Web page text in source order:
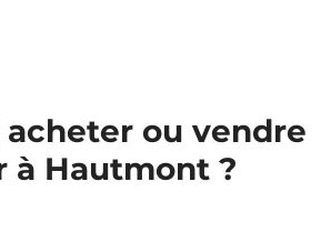
ou vendre
à Hautmont ?